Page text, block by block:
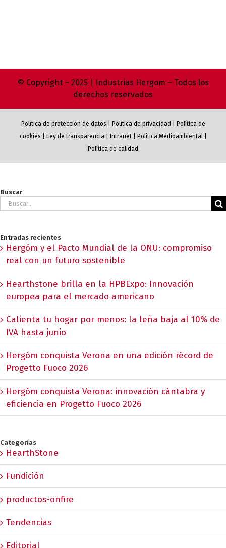
© Copyright – 2025 | Industrias Hergom – Todos los
derechos reservados
Política de protección de datos Política de privacidad
Política de
cookies
Ley de transparencia| Intranet| Política Medioambiental|
Política de calidad
Buscar
Buscar:
Entradas recientes
Hergóm y el Pacto Mundial de la ONU: compromiso
real con un futuro sostenible
Hearthstone brilla en la HPBExpo: Innovación
europea para el mercado americano
Calienta tu hogar por menos: la leña baja al 10% de
IVA hasta junio
Hergóm conquista Verona en una edición récord de
Progetto Fuoco 2026
Hergóm conquista Verona: innovación cántabra y
eficiencia en Progetto Fuoco 2026
Categorías
HearthStone
Fundición
productos-onfire
Tendencias
Editorial